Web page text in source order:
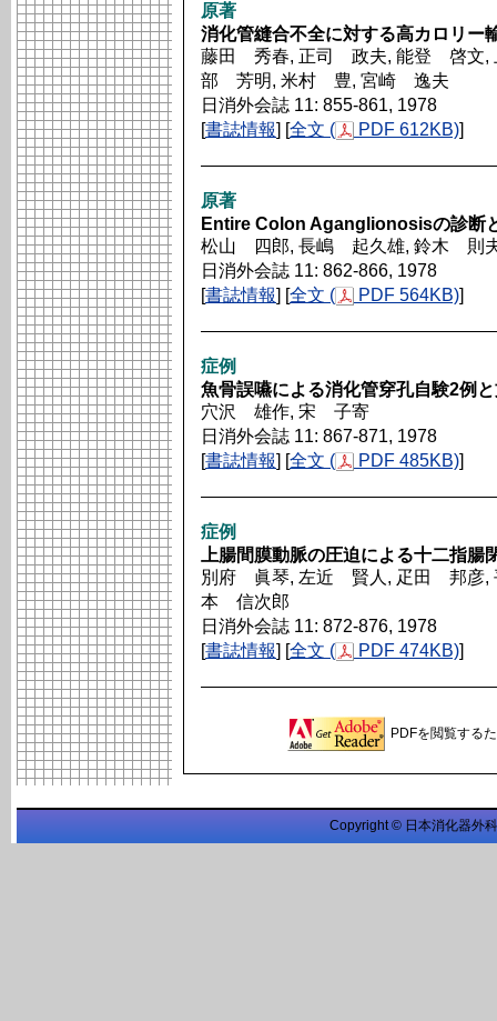
原著
消化管縫合不全に対する高カロリー
藤田 秀春, 正司 政夫, 能登 啓文
部 芳明, 米村 豊, 宮崎 逸夫
日消外会誌 11: 855-861, 1978
[書誌情報] [全文 ( PDF 612KB)]
原著
Entire Colon Aganglionosisの診断
松山 四郎, 長嶋 起久雄, 鈴木 則
日消外会誌 11: 862-866, 1978
[書誌情報] [全文 ( PDF 564KB)]
症例
魚骨誤嚥による消化管穿孔自験2例
穴沢 雄作, 宋 子寄
日消外会誌 11: 867-871, 1978
[書誌情報] [全文 ( PDF 485KB)]
症例
上腸間膜動脈の圧迫による十二指
別府 眞琴, 左近 賢人, 疋田 邦彦
本 信次郎
日消外会誌 11: 872-876, 1978
[書誌情報] [全文 ( PDF 474KB)]
PDFを閲覧する
Copyright © 日本消化器外